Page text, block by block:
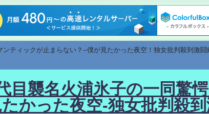
ティックが止まらない？--僕が見たかった夜空！独女批判殺到激
目襲名火浦氷子の一同驚
かった夜空-独女批判殺